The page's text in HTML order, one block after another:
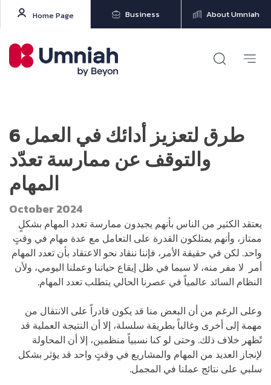
Home Page Business About Umniah
6 طرق لتعزيز أدائك في العمل
والتوقف عن ممارسة تعدّد
المهام
October 2024
يعتقد الكثير من الناس بأنهم يجيدون ممارسة تعدد المهام بشكلٍ
ممتاز، وأنهم يمتلكون القدرة على التعامل مع عدة مهام في وقتٍ
واحد. لكن في حقيقة الأمر، فإننا ننقاد نحو الاعتقاد بأن تعدد المهام
أمر لا مفر منه، لا سيما في ظل إيقاع حياتنا وعملنا اليومي، ولأن
النظام السائد عالمياً في عصرنا الحالي يتطلب تعدد المهام.
وعلى الرغم من أن البعض منا قد يكون قادراً على الانتقال من
مهمة إلى أخرى وغالباً بطريقة سلسلة، إلا أن النتيجة العملية قد
تًظهر خلاف ذلك. وحتى لو كنا نسبياً منظمين، إلا أن المحاولة
لإنجاز العديد من المهام والمشاريع في وقتٍ واحد قد يؤثر بشكل
سلبي على نتائج عملنا في المجمل.